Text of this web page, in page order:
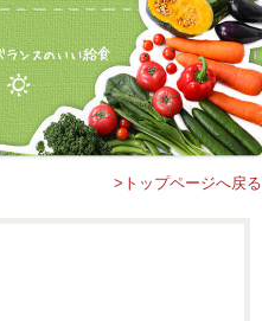
>トップページへ戻る